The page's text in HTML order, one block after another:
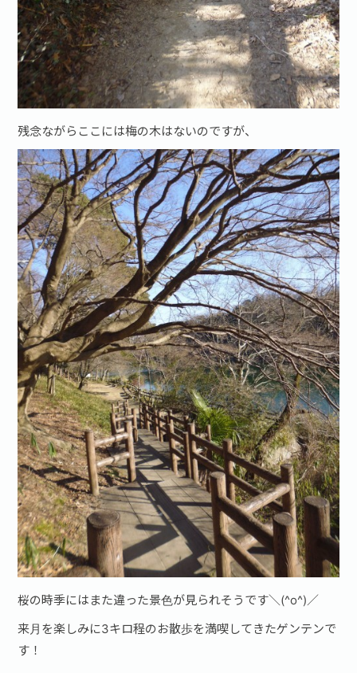
残念ながらここには梅の木はないのですが、
桜の時季にはまた違った景色が見られそうです＼(^o^)／
来月を楽しみに3キロ程のお散歩を満喫してきたゲンテンで
す！